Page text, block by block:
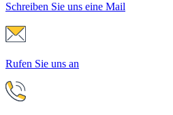
Schreiben Sie uns eine Mail
Rufen Sie uns an